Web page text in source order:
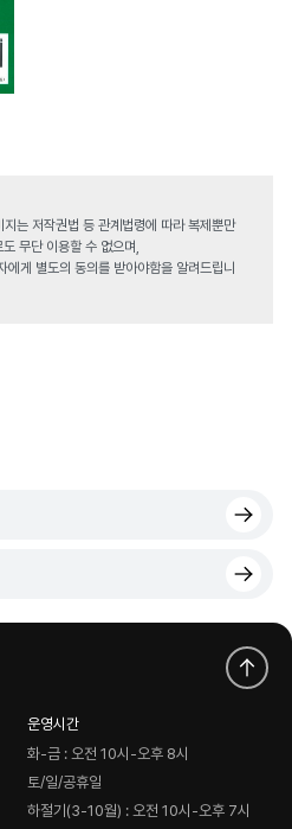
는 저작권법 등 관계법령에 따라 복제뿐만
무단 이용할 수 없으며,
에게 별도의 동의를 받아야함을 알려드립니
운영시간
화-금 : 오전 10시-오후 8시
토/일/공휴일
하절기(3-10월) : 오전 10시-오후 7시